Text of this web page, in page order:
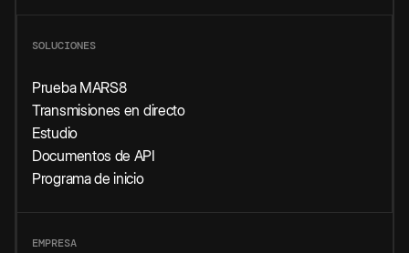
SOLUCIONES
Prueba MARS8
Transmisiones en directo
Estudio
Documentos de API
Programa de inicio
EMPRESA